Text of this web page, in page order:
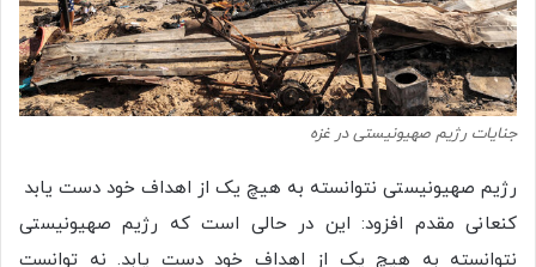
جنایات رژیم صهیونیستی در غزه
رژیم صهیونیستی نتوانسته به هیچ یک از اهداف خود دست یابد
کنعانی مقدم افزود: این در حالی است که رژیم صهیونیستی
نتوانسته به هیچ یک از اهداف خود دست یابد. نه توانست